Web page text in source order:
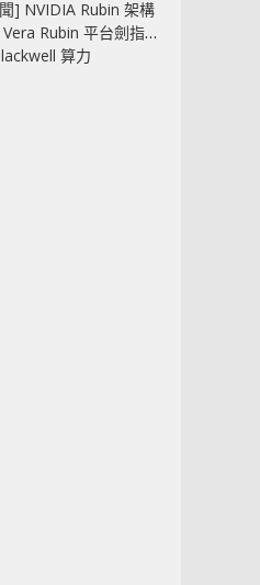
] NVIDIA Rubin 架構
Rubin 平台劍指
算力